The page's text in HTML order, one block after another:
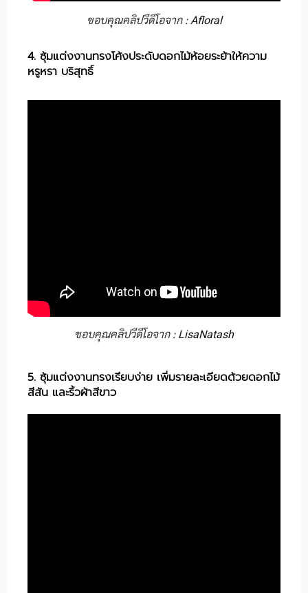
ขอบคุณคลิปวีดีโอจาก :Afloral
4. ซุ้มแต่งงานทรงโค้งประดับดอกไม้ห้อยระย้าให้ความ
หรูหรา บริสุทธิ์
ขอบคุณคลิปวีดีโอจาก : LisaNatash
5. ซุ้มแต่งงานทรงเรียบง่าย เพิ่มรายละเอียดด้วยดอกไม้
สีสัน และริ้วผ้าสีขาว